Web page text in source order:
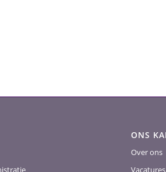
ONS
Over ons
Vacatures